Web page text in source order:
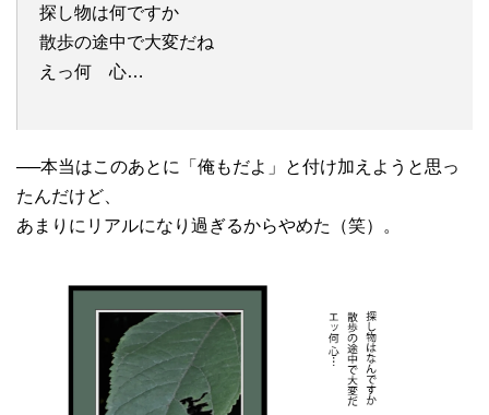
探し物は何ですか
散歩の途中で大変だね
えっ何 心…
──本当はこのあとに「俺もだよ」と付け加えようと思っ
たんだけど、
あまりにリアルになり過ぎるからやめた（笑）。